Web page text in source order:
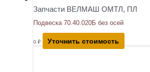
Запчасти ВЕЛМАШ ОМТЛ, ПЛ
Подвеска 70.40.020Б без осей
0 ₽ Уточнить стоимость